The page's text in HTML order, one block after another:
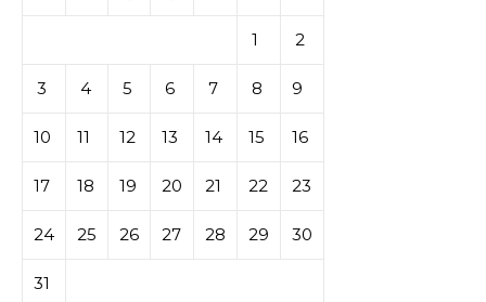
1 2
3 4 5 6 7 8 9
10 11 12 13 14 15 16
17 18 19 20 21 22 23
24 25 26 27 28 29 30
31